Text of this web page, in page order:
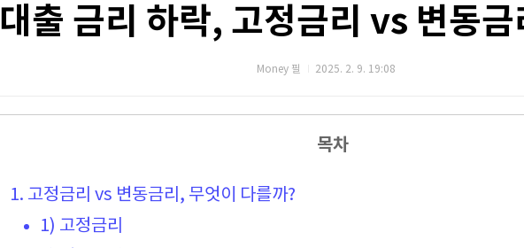
대출 금리 하락, 고정금리 vs 변동금
Money 필 2025. 2. 9. 19:08
목차
1. 고정금리 vs 변동금리, 무엇이 다를까?
1) 고정금리